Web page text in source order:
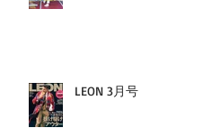
LEON 3月号